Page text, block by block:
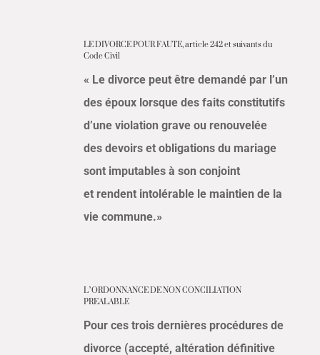
LE DIVORCE POUR FAUTE, article 242 et suivants du
Code Civil
« Le divorce peut être demandé par l’un
des époux lorsque des faits constitutifs
d’une violation grave ou renouvelée
des devoirs et obligations du mariage
sont imputables à son conjoint
et rendent intolérable le maintien de la
vie commune.»
L’ORDONNANCE DE NON CONCILIATION
PREALABLE
Pour ces trois dernières procédures de
divorce (accepté, altération définitive